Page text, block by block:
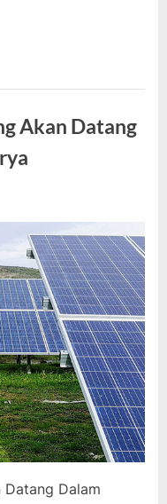
Akan Datang
Datang Dalam